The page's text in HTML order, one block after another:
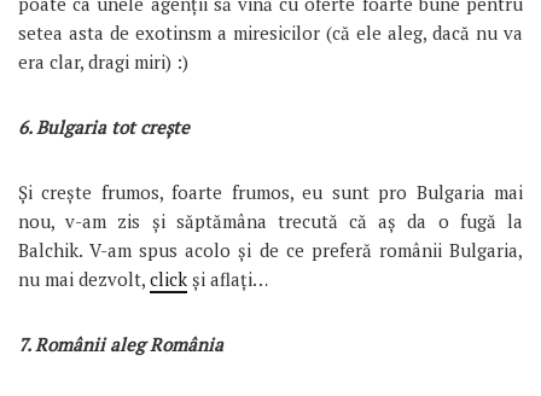
setea asta de exotinsm a miresicilor (că ele aleg, dacă nu va
era clar, dragi miri) :)
6. Bulgaria tot crește
Și crește frumos, foarte frumos, eu sunt pro Bulgaria mai
nou, v-am zis și săptămâna trecută că aș da o fugă la
Balchik. V-am spus acolo și de ce preferă românii Bulgaria,
nu mai dezvolt, click și aflați…
7. Românii aleg România